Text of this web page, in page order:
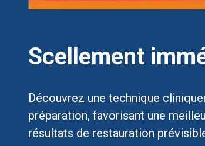
Scellement
Découvrez une technique
préparation, favorisant une
résultats de restauration